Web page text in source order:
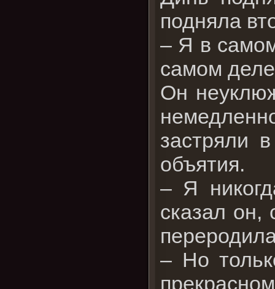
подняла
– Я в
самом
Он
застряли
объятия.
– Я
сказал он,
– Но